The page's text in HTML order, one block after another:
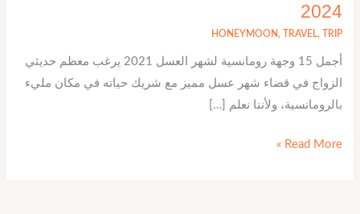
2024
HONEYMOON, TRAVEL, TRIP
أجمل 15 وجهة رومانسية لشهر العسل 2021 يرغب معظم حديثي
الزواج في قضاء شهر عسل مميز مع شريك حياته في مكان مليء
بالرومانسية، ولأننا نعلم […]
Read More »